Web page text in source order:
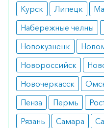
мг/м2. Вводится
Особые указания
При лечении
следует уменьшить
пожилых людей
Медики о
Врачи подтверждают
Курск
Липецк
Набережные челны
Новокузнецк
Новороссийск
Новочеркасск
Пенза
Пермь
Рязань
Самара